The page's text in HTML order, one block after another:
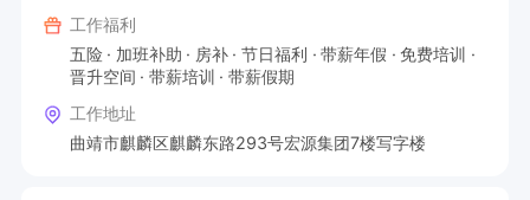
工作福利
五险
加班补助 房补 节日福利 带薪年假
免费培训
晋升空间
带薪培训
带薪假期
工作地址
曲靖市麒麟区麒麟东路293号宏源集团7楼写字楼